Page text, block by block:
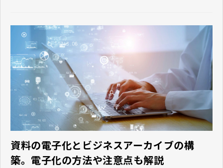
できるものだけでなく、期せずして二次的に得ること
ができるものがあるようで、またこれらは資料保全上
有効に利用できそうなものもあるようです。今回は資
料のデジタル化作業の副次的効果にスポットを当てて
みました。
資料の電子化とビジネスアーカイブの構
築。電子化の方法や注意点も解説